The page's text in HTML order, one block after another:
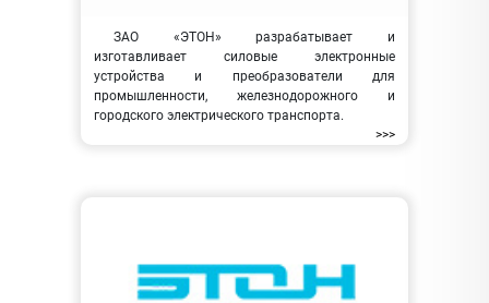
ЗАО «ЭТОН» разрабатывает и
изготавливает силовые электронные
устройства и преобразователи для
промышленности, железнодорожного и
городского электрического транспорта.
>>>